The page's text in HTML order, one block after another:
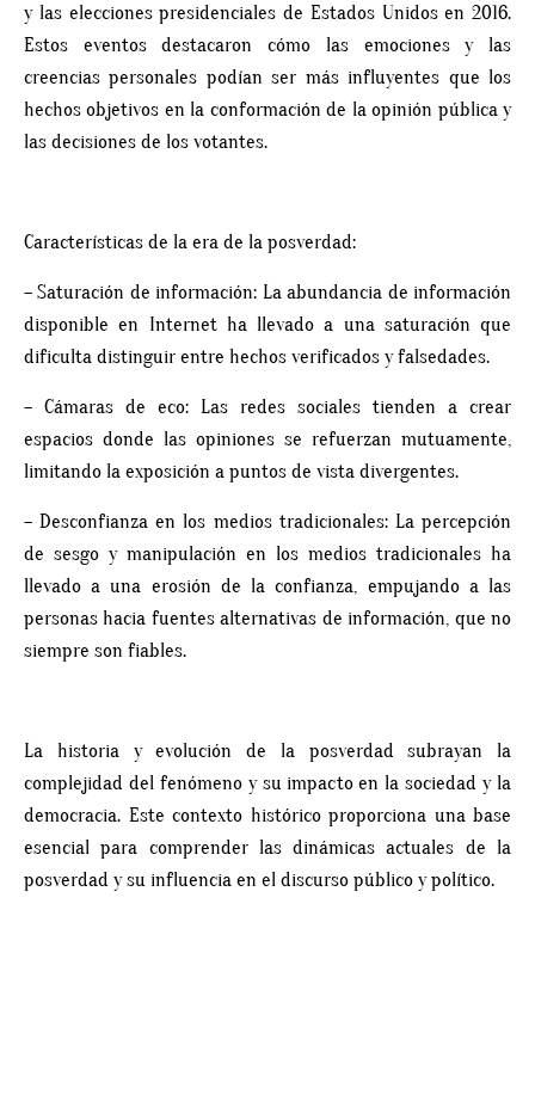
y las elecciones presidenciales de Estados Unidos en 2016.
Estos eventos destacaron cómo las emociones y las
creencias personales podían ser más influyentes que los
hechos objetivos en la conformación de la opinión pública y
las decisiones de los votantes.
Características de la era de la posverdad:
– Saturación de información: La abundancia de información
disponible en Internet ha llevado a una saturación que
dificulta distinguir entre hechos verificados y falsedades.
– Cámaras de eco: Las redes sociales tienden a crear
espacios donde las opiniones se refuerzan mutuamente,
limitando la exposición a puntos de vista divergentes.
– Desconfianza en los medios tradicionales: La percepción
de sesgo y manipulación en los medios tradicionales ha
llevado a una erosión de la confianza, empujando a las
personas hacia fuentes alternativas de información, que no
siempre son fiables.
La historia y evolución de la posverdad subrayan la
complejidad del fenómeno y su impacto en la sociedad y la
democracia. Este contexto histórico proporciona una base
esencial para comprender las dinámicas actuales de la
posverdad y su influencia en el discurso público y político.